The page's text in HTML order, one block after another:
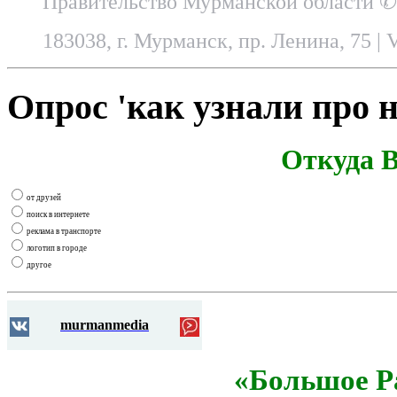
183038, г. Мурманск, пр. Ленина, 75 |
Опрос 'как узнали про
Откуда
от друзей
поиск в интернете
реклама в транспорте
логотип в городе
другое
murmanmedia
«Большое